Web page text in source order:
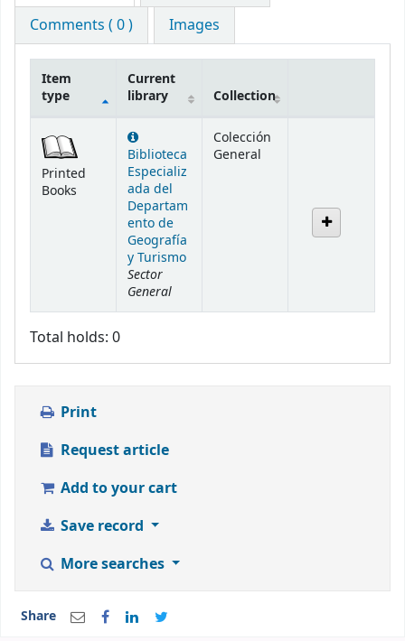
Comments ( 0 )
Images
Item
type
Current
library
Collection
Printed
Books
Biblioteca
Especializ
ada del
Departam
ento de
Geografía
y Turismo
Sector
General
Colección
General
Total holds: 0
Print
Request article
Add to your cart
Save record
More searches
Share